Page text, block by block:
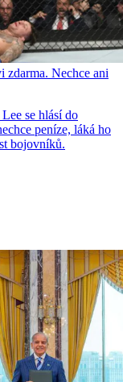
Nechce ani
se hlásí do
peníze, láká ho
bojovníků.